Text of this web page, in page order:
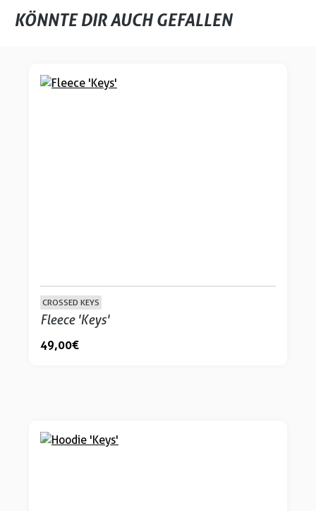
KÖNNTE DIR AUCH GEFALLEN
CROSSED KEYS
Fleece 'Keys'
49,00 €